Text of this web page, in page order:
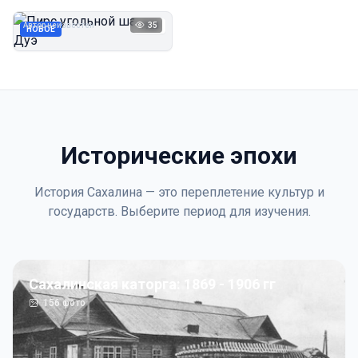
НОВОЕ 1923
Автор неизвестен 35
Исторические эпохи
История Сахалина — это переплетение культур и
государств. Выберите период для изучения.
Сахалинская каторга: 1869 - 1906 гг
156фото